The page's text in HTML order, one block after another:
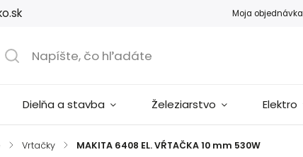
Moja objednávka
Dielňa a stavba Železiarstvo Elektro
/ Vrtačky / MAKITA 6408 EL. VŔTAČKA 10 mm 530W